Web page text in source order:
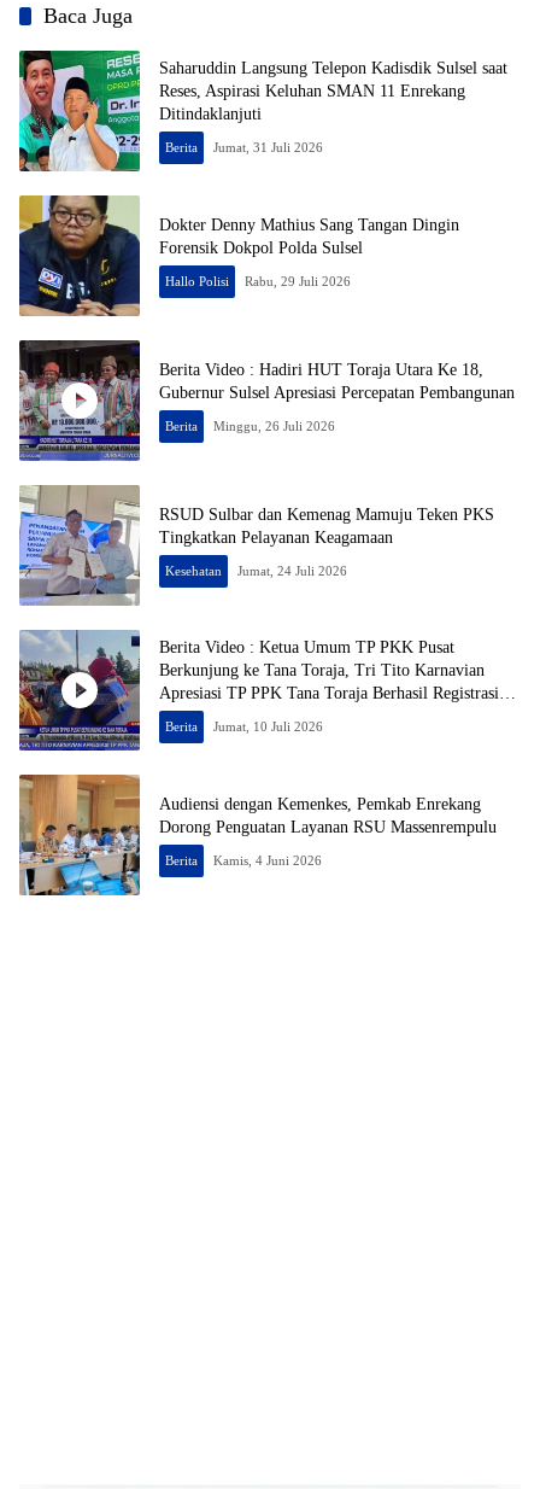
Baca Juga
Saharuddin Langsung Telepon Kadisdik Sulsel saat
Reses, Aspirasi Keluhan SMAN 11 Enrekang
Ditindaklanjuti
Berita Jumat, 31 Juli 2026
Dokter Denny Mathius Sang Tangan Dingin
Forensik Dokpol Polda Sulsel
Hallo Polisi Rabu, 29 Juli 2026
Berita Video : Hadiri HUT Toraja Utara Ke 18,
Gubernur Sulsel Apresiasi Percepatan Pembangunan
Berita Minggu, 26 Juli 2026
RSUD Sulbar dan Kemenag Mamuju Teken PKS
Tingkatkan Pelayanan Keagamaan
Kesehatan Jumat, 24 Juli 2026
Berita Video : Ketua Umum TP PKK Pusat
Berkunjung ke Tana Toraja, Tri Tito Karnavian
Apresiasi TP PPK Tana Toraja Berhasil Registrasi
50% Posyandu
Berita Jumat, 10 Juli 2026
Audiensi dengan Kemenkes, Pemkab Enrekang
Dorong Penguatan Layanan RSU Massenrempulu
Berita Kamis, 4 Juni 2026